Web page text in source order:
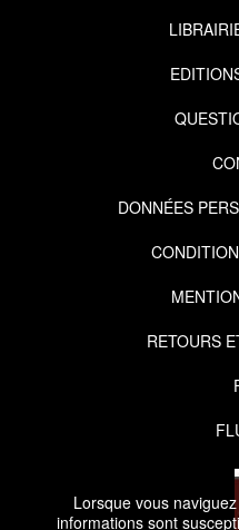
Lorsque vous
informations sont
DONNÉES
RETOURS